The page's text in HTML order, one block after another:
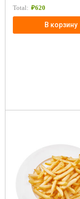
Total: ₽620
В корзину